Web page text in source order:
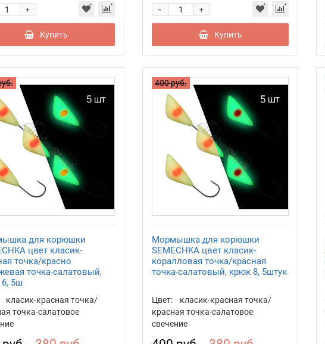
+
Купить
+
-
Купить
для корюшки
цвет класик-
точка/красно
точка-салатовый,
5ш
класик-красная точка/
точка-салатовое
400 руб.
Мормышка для корюшки
SEMECHKA цвет класик-
коралловая точка/красная
точка-салатовый, крюк 8, 5штук
Цвет:
класик-красная точка/
красная точка-салатовое
свечение